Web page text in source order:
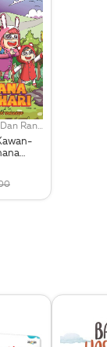
Javad Munis Dan Randi Yanuarif